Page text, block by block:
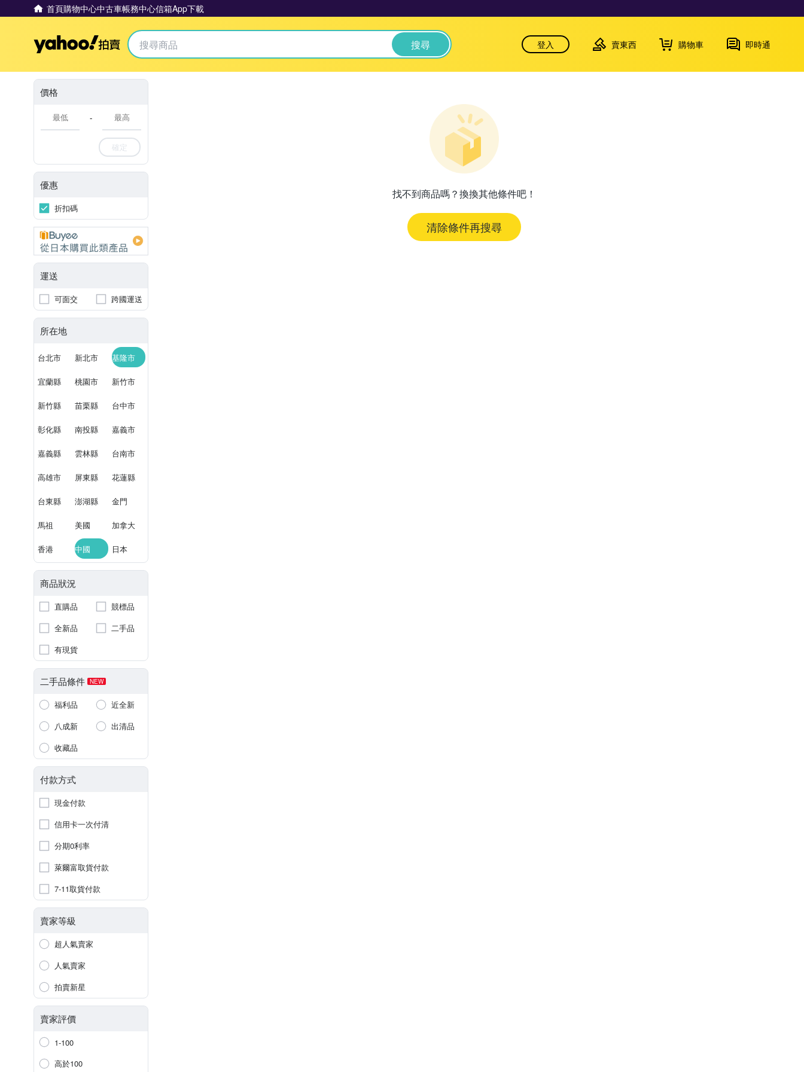
首頁購物中心中古車帳務中心信箱App下載
Yahoo拍賣 搜尋 登入 賣東西 購物車 即時通
價格
-
確定
優惠
折扣碼
運送
可面交 跨國運送
所在地
台北市 新北市 基隆市
宜蘭縣 桃園市 新竹市
新竹縣 苗栗縣 台中市
彰化縣 南投縣 嘉義市
嘉義縣 雲林縣 台南市
高雄市 屏東縣 花蓮縣
台東縣 澎湖縣 金門
馬祖 美國 加拿大
香港 中國 日本
商品狀況
直購品
競標品
全新品
二手品
有現貨
二手品條件 NEW
福利品
近全新
八成新
出清品
收藏品
付款方式
現金付款
信用卡一次付清
分期0利率
萊爾富取貨付款
7-11取貨付款
賣家等級
超人氣賣家
人氣賣家
拍賣新星
賣家評價
1-100
高於100
找不到商品嗎？換換其他條件吧！
清除條件再搜尋